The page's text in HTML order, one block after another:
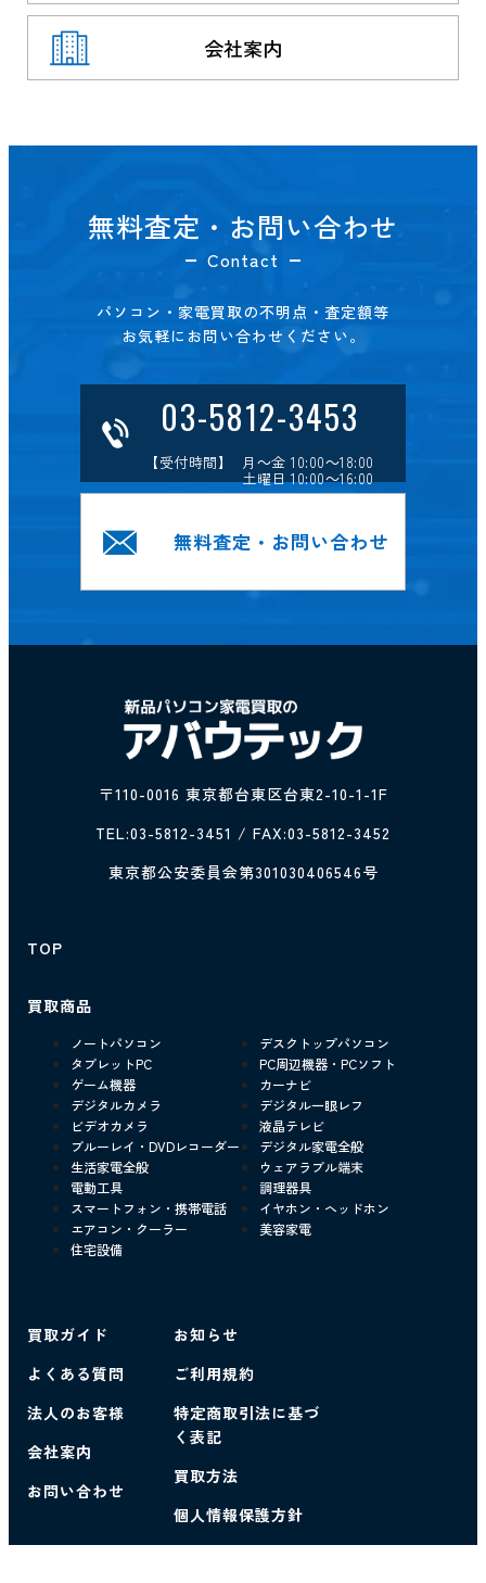
会社案内
無料査定・お問い合わせ
Contact
パソコン・家電買取の不明点・査定額等
お気軽にお問い合わせください。
03-5812-3453
【受付時間】 月～金 10:00～18:00
土曜日 10:00～16:00
無料査定・お問い合わせ
〒110-0016 東京都台東区台東2-10-1-1F
TEL:03-5812-3451 / FAX:03-5812-3452
東京都公安委員会第301030406546号
TOP
買取商品
ノートパソコン
デスクトップパソコン
タブレットPC
PC周辺機器・PCソフト
ゲーム機器
カーナビ
デジタルカメラ
デジタル一眼レフ
ビデオカメラ
液晶テレビ
ブルーレイ・DVDレコーダー
デジタル家電全般
生活家電全般
ウェアラブル端末
電動工具
調理器具
スマートフォン・携帯電話
イヤホン・ヘッドホン
エアコン・クーラー
美容家電
住宅設備
買取ガイド
よくある質問
法人のお客様
会社案内
お問い合わせ
お知らせ
ご利用規約
特定商取引法に基づ
く表記
買取方法
個人情報保護方針